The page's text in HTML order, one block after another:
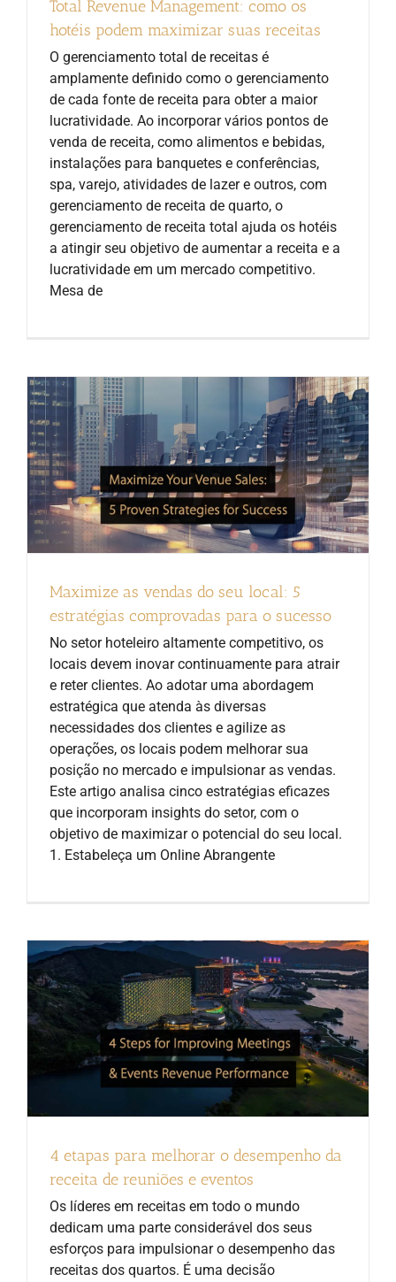
Total Revenue Management: como os
hotéis podem maximizar suas receitas
O gerenciamento total de receitas é
amplamente definido como o gerenciamento
de cada fonte de receita para obter a maior
lucratividade. Ao incorporar vários pontos de
venda de receita, como alimentos e bebidas,
instalações para banquetes e conferências,
spa, varejo, atividades de lazer e outros, com
gerenciamento de receita de quarto, o
gerenciamento de receita total ajuda os hotéis
a atingir seu objetivo de aumentar a receita e a
lucratividade em um mercado competitivo.
Mesa de
Maximize as vendas do seu local: 5
estratégias comprovadas para o sucesso
No setor hoteleiro altamente competitivo, os
locais devem inovar continuamente para atrair
e reter clientes. Ao adotar uma abordagem
estratégica que atenda às diversas
necessidades dos clientes e agilize as
operações, os locais podem melhorar sua
posição no mercado e impulsionar as vendas.
Este artigo analisa cinco estratégias eficazes
que incorporam insights do setor, com o
objetivo de maximizar o potencial do seu local.
1. Estabeleça um Online Abrangente
4 etapas para melhorar o desempenho da
receita de reuniões e eventos
Os líderes em receitas em todo o mundo
dedicam uma parte considerável dos seus
esforços para impulsionar o desempenho das
receitas dos quartos. É uma decisão